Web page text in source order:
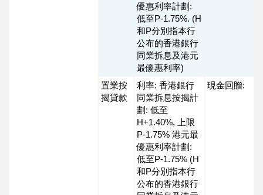
優惠利率計劃:
低至P-1.75%. (H
和P分別指本行
公布的香港銀行
同業拆息及港元
最優惠利率)
置業按
揭貸款
利率: 香港銀行
同業拆息按揭計
劃: 低至
H+1.40%, 上限
P-1.75% 港元最
優惠利率計劃:
低至P-1.75% (H
和P分別指本行
公布的香港銀行
現金回贈: